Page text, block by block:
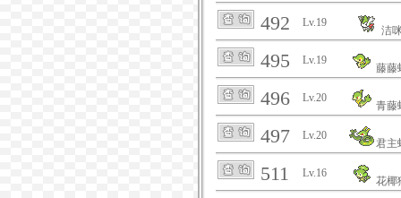
492 Lv.19
洁
495 Lv.19
藤藤
496 Lv.20
青藤
497 Lv.20
君主
511 Lv.16
花椰